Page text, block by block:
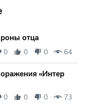
отца
0 0 0 64
«Интер
0 0 0 73